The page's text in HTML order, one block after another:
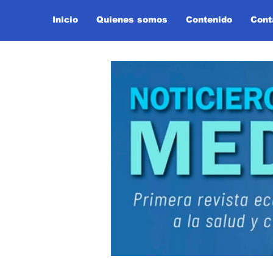
Inicio Quienes somos Contenido